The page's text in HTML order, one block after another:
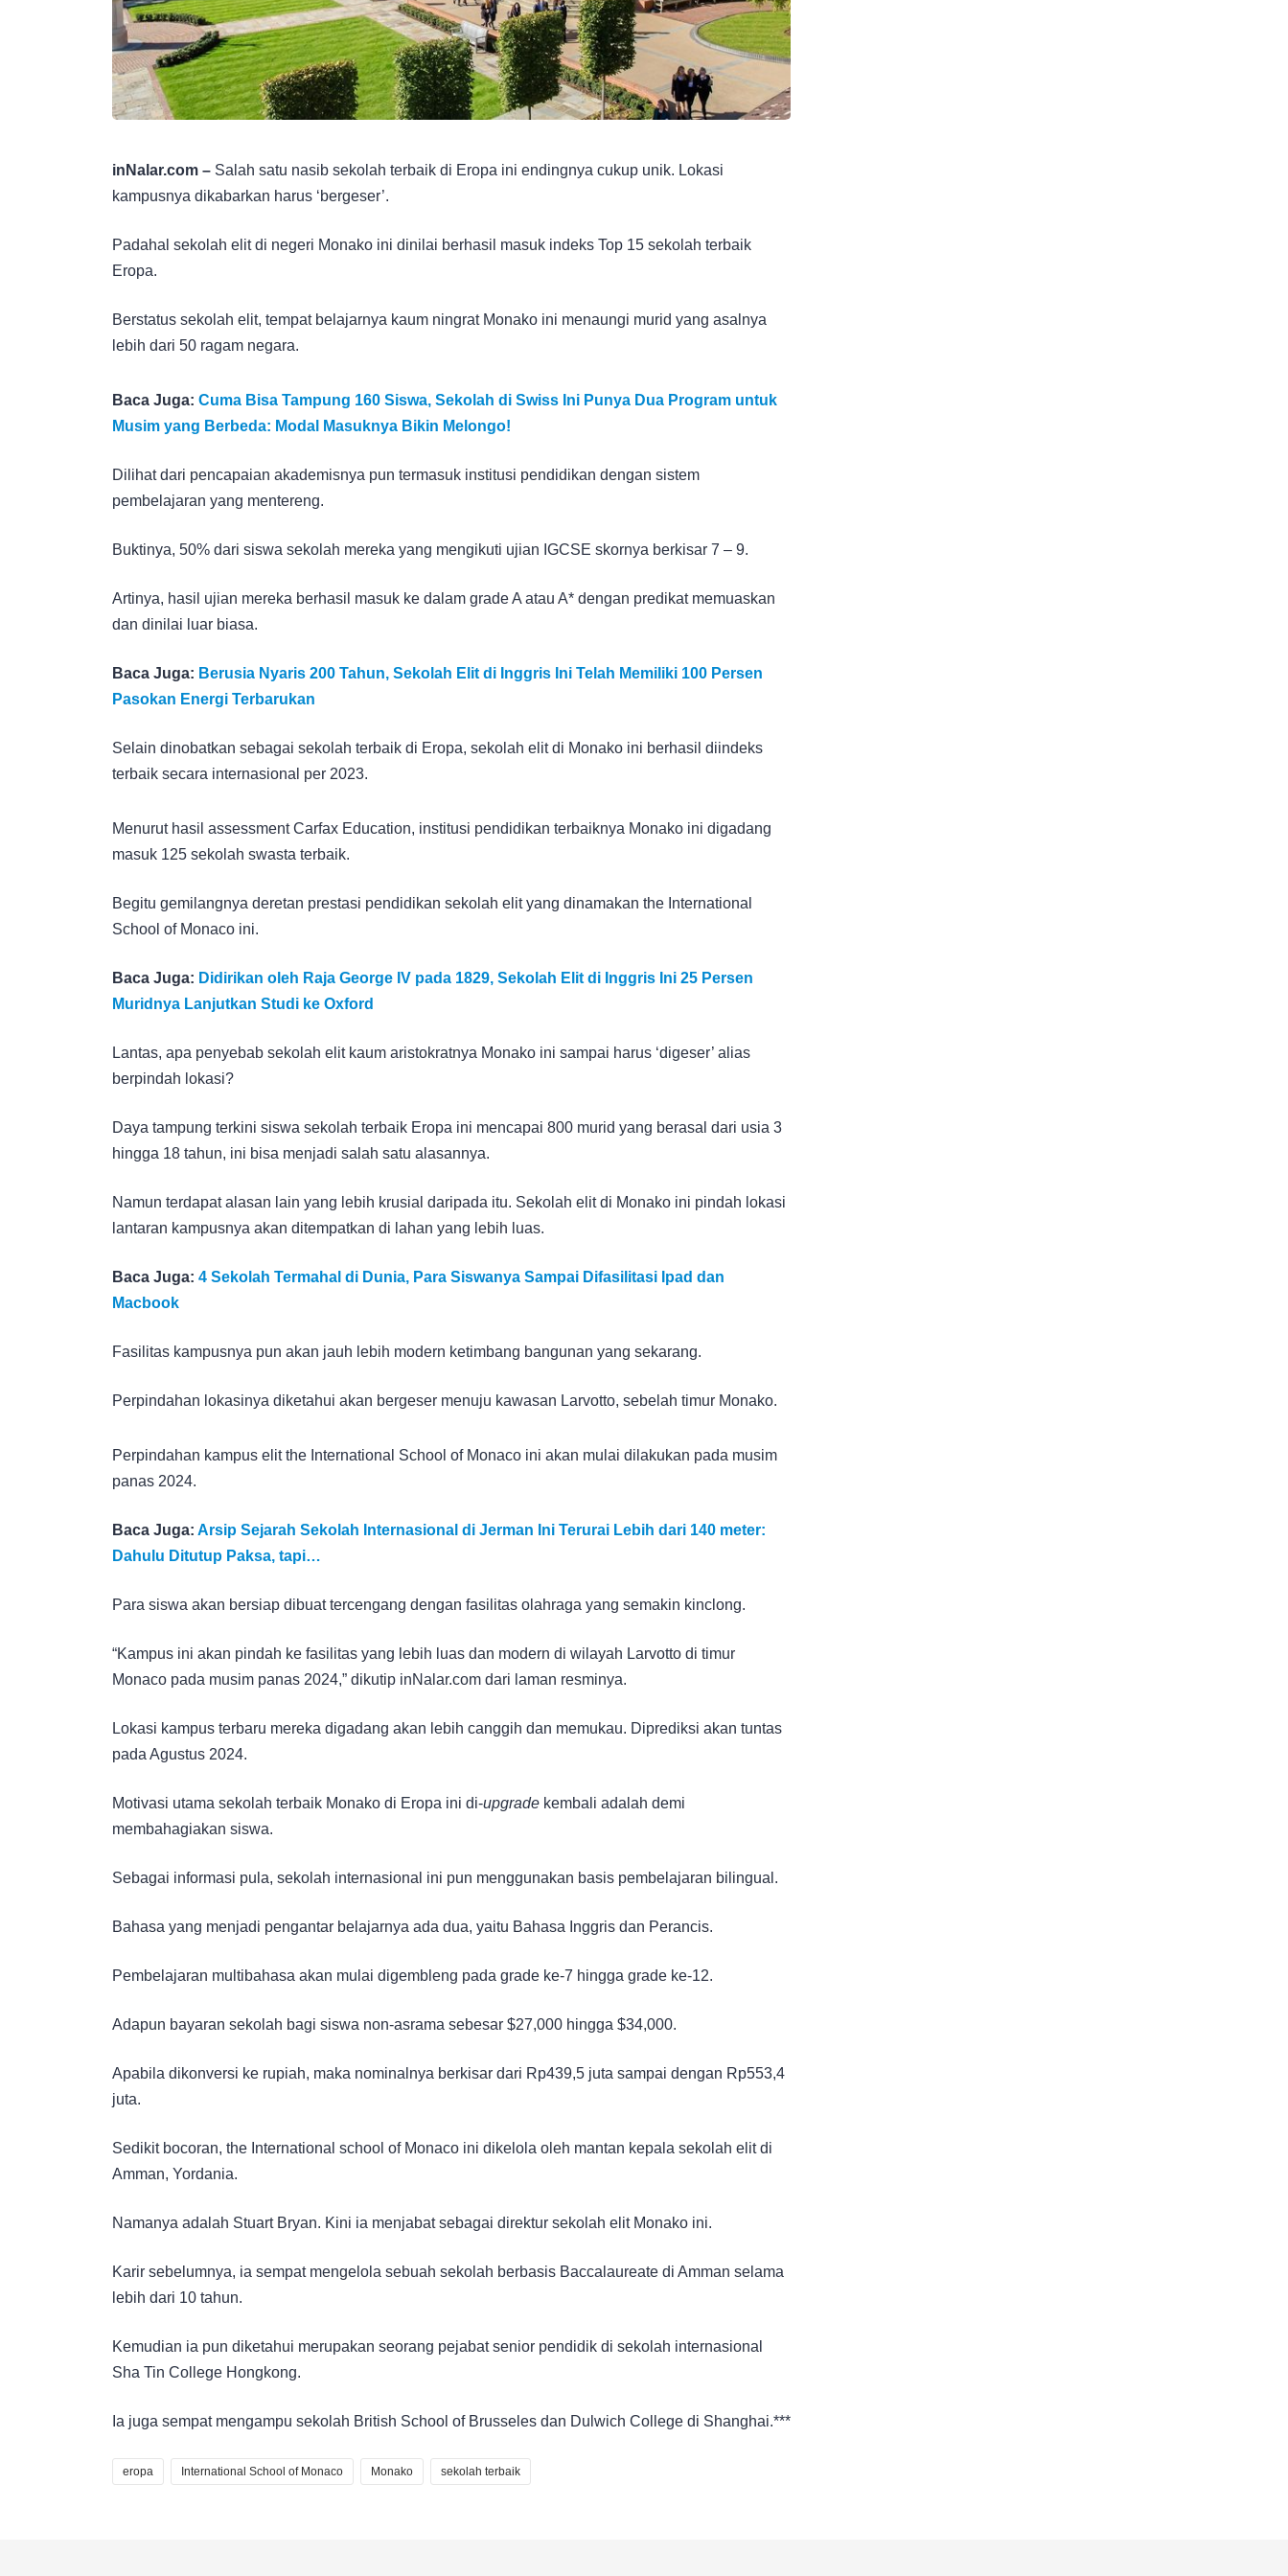
inNalar.com – Salah satu nasib sekolah terbaik di Eropa ini endingnya cukup unik. Lokasi
kampusnya dikabarkan harus ‘bergeser’.
Padahal sekolah elit di negeri Monako ini dinilai berhasil masuk indeks Top 15 sekolah terbaik
Eropa.
Berstatus sekolah elit, tempat belajarnya kaum ningrat Monako ini menaungi murid yang asalnya
lebih dari 50 ragam negara.
Baca Juga: Cuma Bisa Tampung 160 Siswa, Sekolah di Swiss Ini Punya Dua Program untuk
Musim yang Berbeda: Modal Masuknya Bikin Melongo!
Dilihat dari pencapaian akademisnya pun termasuk institusi pendidikan dengan sistem
pembelajaran yang mentereng.
Buktinya, 50% dari siswa sekolah mereka yang mengikuti ujian IGCSE skornya berkisar 7 – 9.
Artinya, hasil ujian mereka berhasil masuk ke dalam grade A atau A* dengan predikat memuaskan
dan dinilai luar biasa.
Baca Juga: Berusia Nyaris 200 Tahun, Sekolah Elit di Inggris Ini Telah Memiliki 100 Persen
Pasokan Energi Terbarukan
Selain dinobatkan sebagai sekolah terbaik di Eropa, sekolah elit di Monako ini berhasil diindeks
terbaik secara internasional per 2023.
Menurut hasil assessment Carfax Education, institusi pendidikan terbaiknya Monako ini digadang
masuk 125 sekolah swasta terbaik.
Begitu gemilangnya deretan prestasi pendidikan sekolah elit yang dinamakan the International
School of Monaco ini.
Baca Juga: Didirikan oleh Raja George IV pada 1829, Sekolah Elit di Inggris Ini 25 Persen
Muridnya Lanjutkan Studi ke Oxford
Lantas, apa penyebab sekolah elit kaum aristokratnya Monako ini sampai harus ‘digeser’ alias
berpindah lokasi?
Daya tampung terkini siswa sekolah terbaik Eropa ini mencapai 800 murid yang berasal dari usia 3
hingga 18 tahun, ini bisa menjadi salah satu alasannya.
Namun terdapat alasan lain yang lebih krusial daripada itu. Sekolah elit di Monako ini pindah lokasi
lantaran kampusnya akan ditempatkan di lahan yang lebih luas.
Baca Juga: 4 Sekolah Termahal di Dunia, Para Siswanya Sampai Difasilitasi Ipad dan
Macbook
Fasilitas kampusnya pun akan jauh lebih modern ketimbang bangunan yang sekarang.
Perpindahan lokasinya diketahui akan bergeser menuju kawasan Larvotto, sebelah timur Monako.
Perpindahan kampus elit the International School of Monaco ini akan mulai dilakukan pada musim
panas 2024.
Baca Juga: Arsip Sejarah Sekolah Internasional di Jerman Ini Terurai Lebih dari 140 meter:
Dahulu Ditutup Paksa, tapi…
Para siswa akan bersiap dibuat tercengang dengan fasilitas olahraga yang semakin kinclong.
“Kampus ini akan pindah ke fasilitas yang lebih luas dan modern di wilayah Larvotto di timur
Monaco pada musim panas 2024,” dikutip inNalar.com dari laman resminya.
Lokasi kampus terbaru mereka digadang akan lebih canggih dan memukau. Diprediksi akan tuntas
pada Agustus 2024.
Motivasi utama sekolah terbaik Monako di Eropa ini di-upgrade kembali adalah demi
membahagiakan siswa.
Sebagai informasi pula, sekolah internasional ini pun menggunakan basis pembelajaran bilingual.
Bahasa yang menjadi pengantar belajarnya ada dua, yaitu Bahasa Inggris dan Perancis.
Pembelajaran multibahasa akan mulai digembleng pada grade ke-7 hingga grade ke-12.
Adapun bayaran sekolah bagi siswa non-asrama sebesar $27,000 hingga $34,000.
Apabila dikonversi ke rupiah, maka nominalnya berkisar dari Rp439,5 juta sampai dengan Rp553,4
juta.
Sedikit bocoran, the International school of Monaco ini dikelola oleh mantan kepala sekolah elit di
Amman, Yordania.
Namanya adalah Stuart Bryan. Kini ia menjabat sebagai direktur sekolah elit Monako ini.
Karir sebelumnya, ia sempat mengelola sebuah sekolah berbasis Baccalaureate di Amman selama
lebih dari 10 tahun.
Kemudian ia pun diketahui merupakan seorang pejabat senior pendidik di sekolah internasional
Sha Tin College Hongkong.
Ia juga sempat mengampu sekolah British School of Brusseles dan Dulwich College di Shanghai.***
eropa International School of Monaco Monako sekolah terbaik